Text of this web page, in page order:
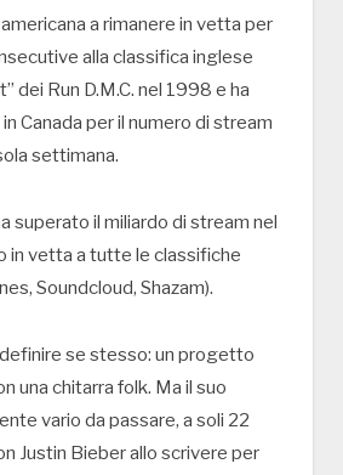
a rimanere in vetta per
alla classifica inglese
dei Run D.M.C. nel 1998 e ha
Canada per il numero di stream
settimana.
superato il miliardo di stream nel
in vetta a tutte le classifiche
Soundcloud, Shazam).
se stesso: un progetto
una chitarra folk. Ma il suo
vario da passare, a soli 22
Justin Bieber allo scrivere per